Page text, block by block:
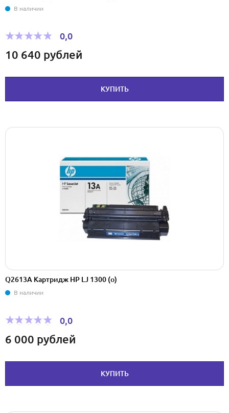
В наличии
0,0
10 640 рублей
КУПИТЬ
Q2613A Картридж HP LJ 1300 (o)
В наличии
0,0
6 000 рублей
КУПИТЬ